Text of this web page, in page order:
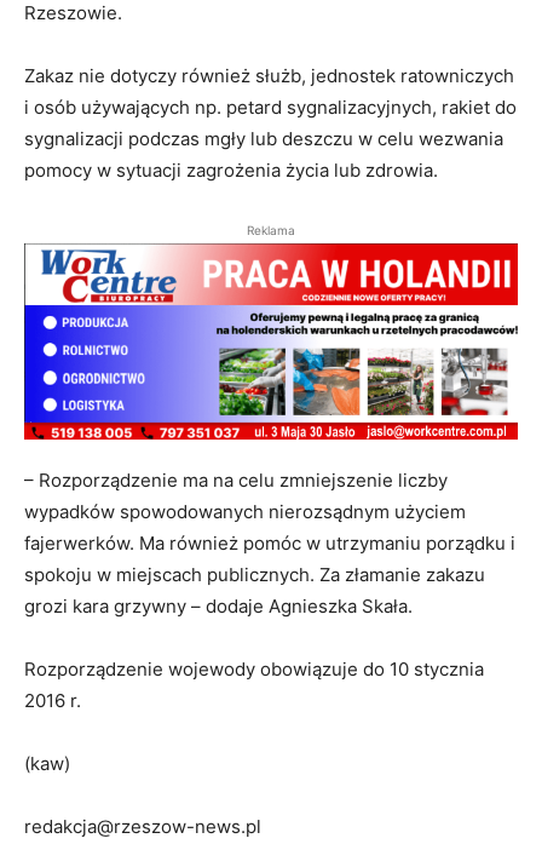
Rzeszowie.
Zakaz nie dotyczy również służb, jednostek ratowniczych
i osób używających np. petard sygnalizacyjnych, rakiet do
sygnalizacji podczas mgły lub deszczu w celu wezwania
pomocy w sytuacji zagrożenia życia lub zdrowia.
Reklama
– Rozporządzenie ma na celu zmniejszenie liczby
wypadków spowodowanych nierozsądnym użyciem
fajerwerków. Ma również pomóc w utrzymaniu porządku i
spokoju w miejscach publicznych. Za złamanie zakazu
grozi kara grzywny – dodaje Agnieszka Skała.
Rozporządzenie wojewody obowiązuje do 10 stycznia
2016 r.
(kaw)
redakcja@rzeszow-news.pl